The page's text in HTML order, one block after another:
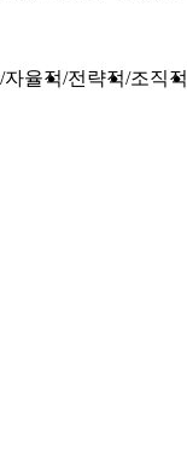
자율적 전략적 조직적